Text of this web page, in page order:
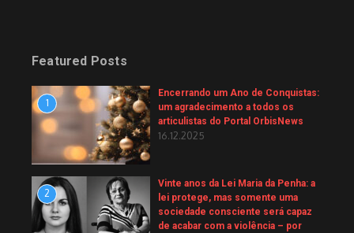
Featured Posts
1
Encerrando um Ano de Conquistas:
um agradecimento a todos os
articulistas do Portal OrbisNews
16.12.2025
2
Vinte anos da Lei Maria da Penha: a
lei protege, mas somente uma
sociedade consciente será capaz
de acabar com a violência – por